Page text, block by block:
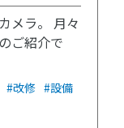
メラ。 月々
ご紹介で
#改修 #設備